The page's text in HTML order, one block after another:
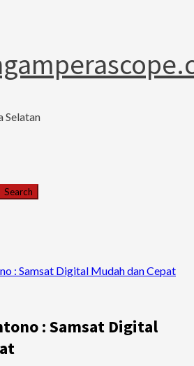
Selatan
: Samsat Digital Mudah dan Cepat
: Samsat Digital